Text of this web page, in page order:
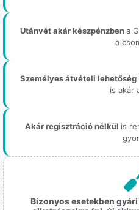
Utánvét akár készpénzbena
a
Személyes átvételi lehetőség
is akár
Akár regisztráció nélkül is
Bizonyos esetekben